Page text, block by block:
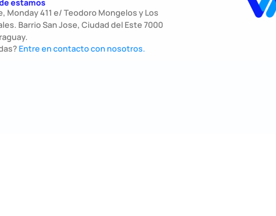
estamos
Monday 411 e/ Teodoro Mongelos y Los
Barrio San Jose, Ciudad del Este 7000
Entre en contacto con nosotros.